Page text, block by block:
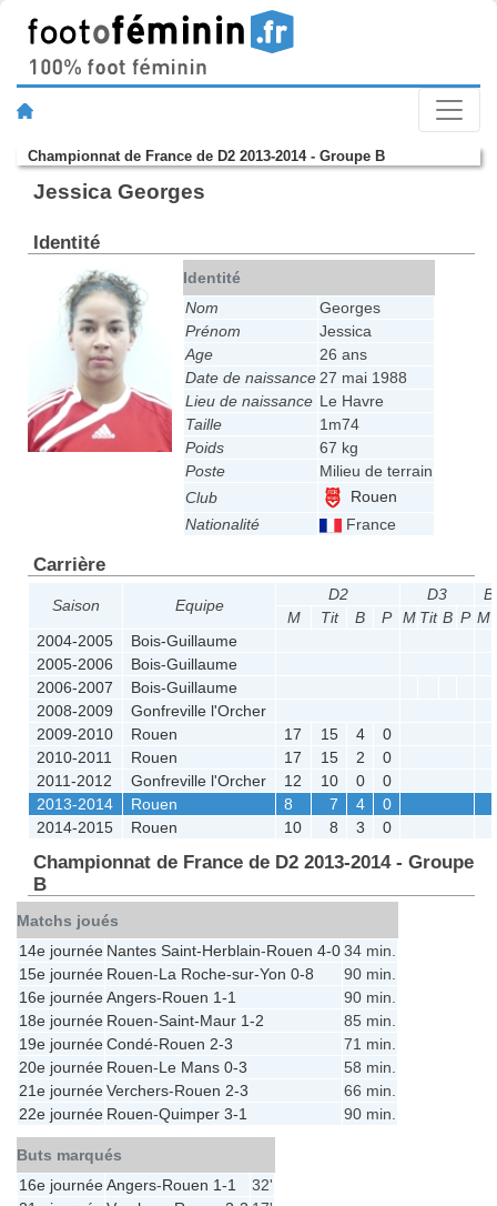
Championnat de France de D2 2013-2014 - Groupe B
Jessica Georges
Identité
Identité
Nom
Georges
Prénom
Jessica
Age
26 ans
Date de naissance 27 mai 1988
Lieu de naissance Le Havre
Taille
1m74
Poids
67 kg
Poste
Milieu de terrain
Club
Rouen
Nationalité
France
Carrière
Saison Equipe
D2 D3
M
Tit B P M Tit B P M
2004-2005
Bois-Guillaume
2005-2006
Bois-Guillaume
2006-2007
Bois-Guillaume
2008-2009
Gonfreville l'Orcher
2009-2010
Rouen 17 15 4
0
2010-2011
Rouen 17 15 2
0
2011-2012
Gonfreville l'Orcher 12 10 0
0
2013-2014
Rouen 8 7 4
0
2014-2015
Rouen 10 8 3 0
Championnat de France de D2 2013-2014 - Groupe
B
Matchs joués
14e journée Nantes Saint-Herblain-Rouen 4-034 min.
15e journée Rouen-La Roche-sur-Yon 0-8
90 min.
16e journéeAngers-Rouen 1-1
90 min.
18e journée Rouen-Saint-Maur 1-2
85 min.
19e journéeCondé-Rouen 2-3
71 min.
20e journée Rouen-Le Mans 0-3
58 min.
21e journéeVerchers-Rouen 2-3
66 min.
22e journée Rouen-Quimper 3-1 90 min.
Buts marqués
16e journéeAngers-Rouen 1-1
32'